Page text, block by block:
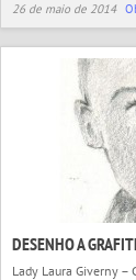
26 de maio de 2014
DESENHO A
Lady Laura Giverny –